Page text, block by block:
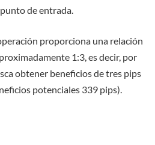
de entrada.
proporciona una relación
1:3, es decir, por
obtener beneficios de tres pips
potenciales 339 pips).